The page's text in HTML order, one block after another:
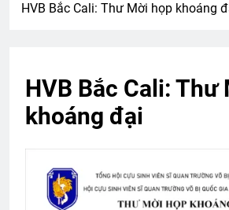
LỜI CON KHẨN
Tagore)
VUA THẬT CỦA TÔI
HVB Bắc Cali: Thư Mời họp khoáng
HVB Bắc Cali: Thư
khoáng đại